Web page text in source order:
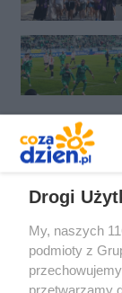
Drogi
My, naszych
podmioty z
przetwarzamy